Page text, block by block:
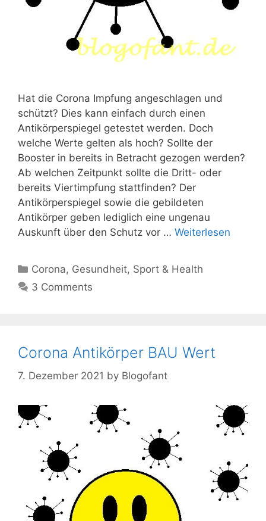
Hat die Corona Impfung angeschlagen und
schützt? Dies kann einfach durch einen
Antikörperspiegel getestet werden. Doch
welche Werte gelten als hoch? Sollte der
Booster in bereits in Betracht gezogen werden?
Ab welchen Zeitpunkt sollte die Dritt- oder
bereits Viertimpfung stattfinden? Der
Antikörperspiegel sowie die gebildeten
Antikörper geben lediglich eine ungenau
Auskunft über den Schutz vor … Weiterlesen
Kategorien
Corona, Gesundheit, Sport & Health
3 Comments
Corona Antikörper BAU Wert
7. Dezember 2021 by Blogofant